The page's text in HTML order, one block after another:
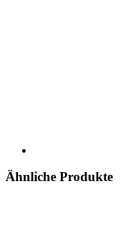
Ähnliche Produkte